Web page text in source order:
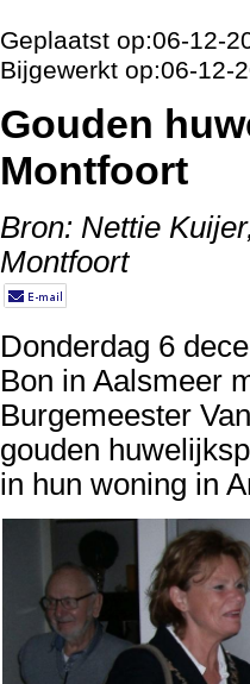
Geplaatst op:06-12-
Bijgewerkt op:06-12-
Gouden
Montfoort
Bron: Nettie
Montfoort
Donderdag 6
Bon in Aalsmeer
Burgemeester
gouden
in hun woning in